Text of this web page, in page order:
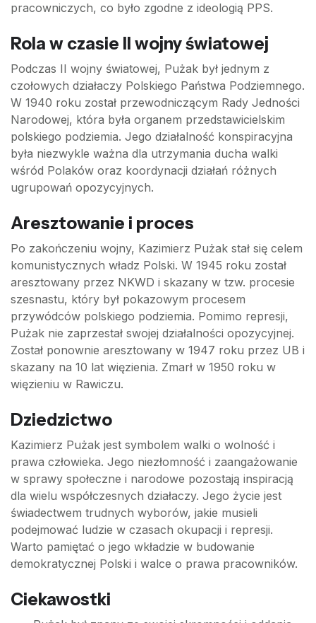
pracowniczych, co było zgodne z ideologią PPS.
Rola w czasie II wojny światowej
Podczas II wojny światowej, Pużak był jednym z
czołowych działaczy Polskiego Państwa Podziemnego.
W 1940 roku został przewodniczącym Rady Jedności
Narodowej, która była organem przedstawicielskim
polskiego podziemia. Jego działalność konspiracyjna
była niezwykle ważna dla utrzymania ducha walki
wśród Polaków oraz koordynacji działań różnych
ugrupowań opozycyjnych.
Aresztowanie i proces
Po zakończeniu wojny, Kazimierz Pużak stał się celem
komunistycznych władz Polski. W 1945 roku został
aresztowany przez NKWD i skazany w tzw. procesie
szesnastu, który był pokazowym procesem
przywódców polskiego podziemia. Pomimo represji,
Pużak nie zaprzestał swojej działalności opozycyjnej.
Został ponownie aresztowany w 1947 roku przez UB i
skazany na 10 lat więzienia. Zmarł w 1950 roku w
więzieniu w Rawiczu.
Dziedzictwo
Kazimierz Pużak jest symbolem walki o wolność i
prawa człowieka. Jego niezłomność i zaangażowanie
w sprawy społeczne i narodowe pozostają inspiracją
dla wielu współczesnych działaczy. Jego życie jest
świadectwem trudnych wyborów, jakie musieli
podejmować ludzie w czasach okupacji i represji.
Warto pamiętać o jego wkładzie w budowanie
demokratycznej Polski i walce o prawa pracowników.
Ciekawostki